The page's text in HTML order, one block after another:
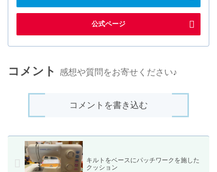
公式ページ
コメント 感想や質問をお寄せください♪
コメントを書き込む
キルトをベースにパッチワークを施した
クッション